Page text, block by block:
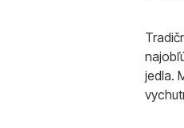
jedla.